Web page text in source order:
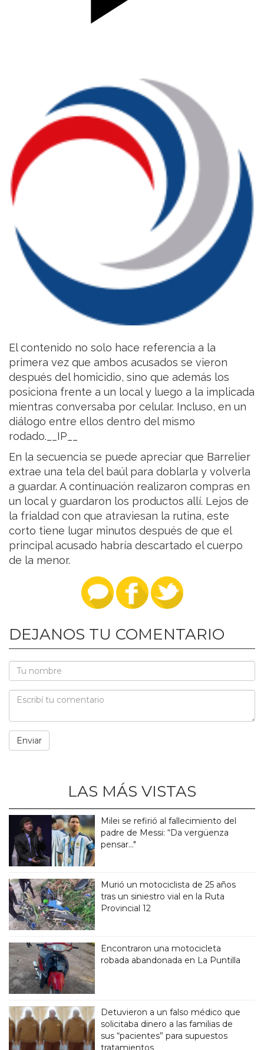
El contenido no solo hace referencia a la
primera vez que ambos acusados se vieron
después del homicidio, sino que además los
posiciona frente a un local y luego a la implicada
mientras conversaba por celular. Incluso, en un
diálogo entre ellos dentro del mismo
rodado.__IP__
En la secuencia se puede apreciar que Barrelier
extrae una tela del baúl para doblarla y volverla
a guardar. A continuación realizaron compras en
un local y guardaron los productos allí. Lejos de
la frialdad con que atraviesan la rutina, este
corto tiene lugar minutos después de que el
principal acusado habría descartado el cuerpo
de la menor.
DEJANOS TU COMENTARIO
LAS MÁS VISTAS
Milei se refirió al fallecimiento del
padre de Messi: “Da vergüenza
pensar..."
Murió un motociclista de 25 años
tras un siniestro vial en la Ruta
Provincial 12
Encontraron una motocicleta
robada abandonada en La Puntilla
Detuvieron a un falso médico que
solicitaba dinero a las familias de
sus “pacientes” para supuestos
tratamientos